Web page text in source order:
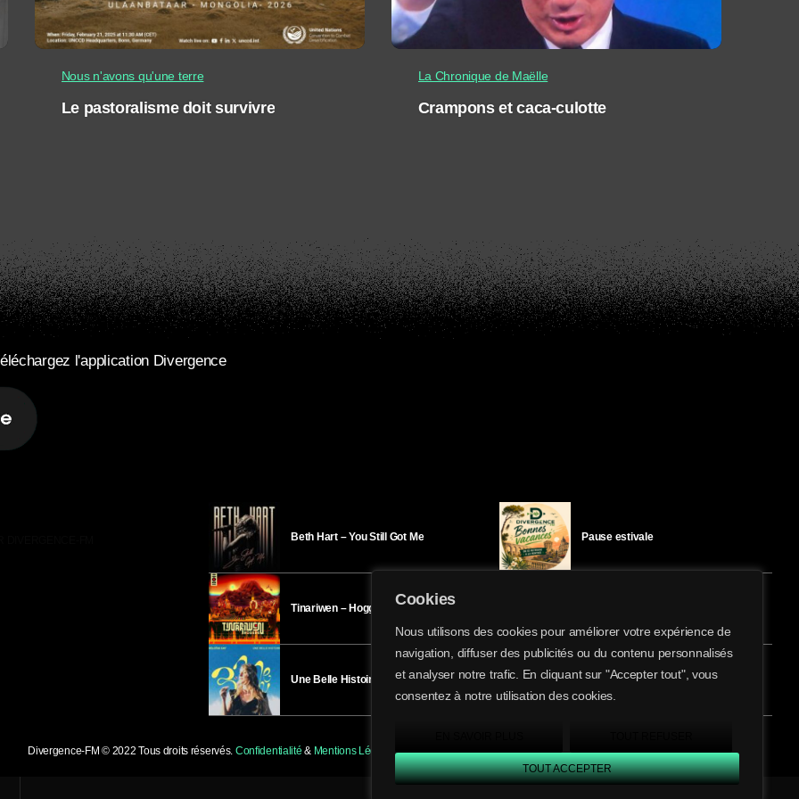
Cookies
Nous utilisons des cookies pour améliorer votre expérience de
navigation, diffuser des publicités ou du contenu personnalisés
et analyser notre trafic. En cliquant sur "Accepter tout", vous
consentez à notre utilisation des cookies.
TOUT ACCEPTER
share
email
Nous n'avons qu'une terre
Le pastoralisme doit survivre
La Chronique de Maëlle
Crampons et caca-culotte
l'application Divergence
Beth Hart – You Still Got Me
Tinariwen – Hoggar
Une Belle Histoire – Héloïse Bay
Pause estivale
Ici l’Ombre – mardi 28 juillet
Divergence-FM © 2022 Tous droits réservés. Confidentialité & Mentions Légales.